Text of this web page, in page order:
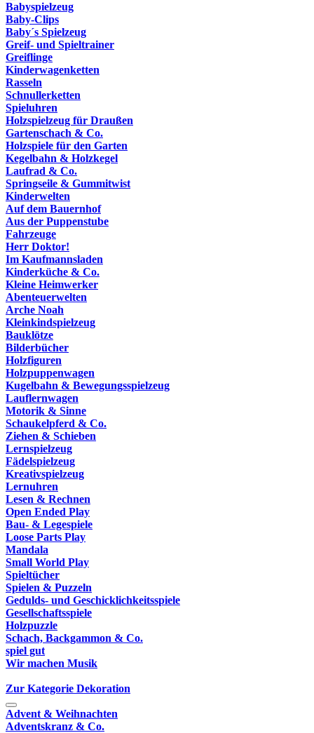
Babyspielzeug
Baby-Clips
Baby´s Spielzeug
Greif- und Spieltrainer
Greiflinge
Kinderwagenketten
Rasseln
Schnullerketten
Spieluhren
Holzspielzeug für Draußen
Gartenschach & Co.
Holzspiele für den Garten
Kegelbahn & Holzkegel
Laufrad & Co.
Springseile & Gummitwist
Kinderwelten
Auf dem Bauernhof
Aus der Puppenstube
Fahrzeuge
Herr Doktor!
Im Kaufmannsladen
Kinderküche & Co.
Kleine Heimwerker
Abenteuerwelten
Arche Noah
Kleinkindspielzeug
Bauklötze
Bilderbücher
Holzfiguren
Holzpuppenwagen
Kugelbahn & Bewegungsspielzeug
Lauflernwagen
Motorik & Sinne
Schaukelpferd & Co.
Ziehen & Schieben
Lernspielzeug
Fädelspielzeug
Kreativspielzeug
Lernuhren
Lesen & Rechnen
Open Ended Play
Bau- & Legespiele
Loose Parts Play
Mandala
Small World Play
Spieltücher
Spielen & Puzzeln
Gedulds- und Geschicklichkeitsspiele
Gesellschaftsspiele
Holzpuzzle
Schach, Backgammon & Co.
spiel gut
Wir machen Musik
Zur Kategorie Dekoration
Advent & Weihnachten
Adventskranz & Co.